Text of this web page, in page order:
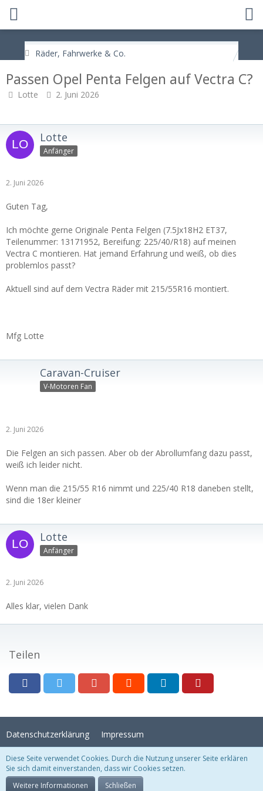
Räder, Fahrwerke & Co.
Passen Opel Penta Felgen auf Vectra C?
Lotte 2. Juni 2026
Lotte
Anfänger
2. Juni 2026
Guten Tag,
Ich möchte gerne Originale Penta Felgen (7.5Jx18H2 ET37,
Teilenummer: 13171952, Bereifung: 225/40/R18) auf meinen
Vectra C montieren. Hat jemand Erfahrung und weiß, ob dies
problemlos passt?
Aktuell sind auf dem Vectra Räder mit 215/55R16 montiert.
Mfg Lotte
Caravan-Cruiser
V-Motoren Fan
2. Juni 2026
Die Felgen an sich passen. Aber ob der Abrollumfang dazu passt,
weiß ich leider nicht.
Wenn man die 215/55 R16 nimmt und 225/40 R18 daneben stellt,
sind die 18er kleiner
Lotte
Anfänger
2. Juni 2026
Alles klar, vielen Dank
Teilen
Datenschutzerklärung Impressum
Stil:Crystal Temptation , erstellt vonKittMedia
Community-Software:
Diese Seite verwendet Cookies. Durch die Nutzung unserer Seite erklären
Sie sich damit einverstanden, dass wir Cookies setzen.
Weitere Informationen
Schließen